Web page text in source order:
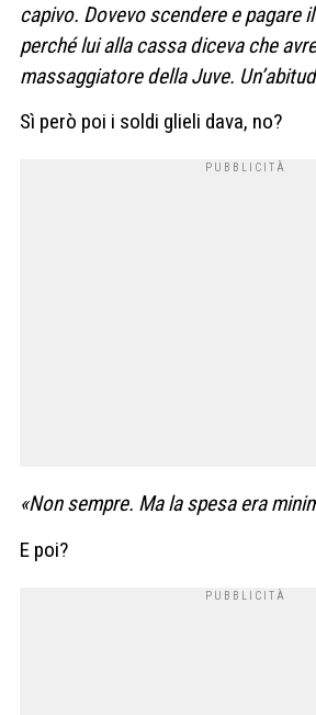
capivo. Dovevo scendere e pagare
perché lui alla cassa diceva che
massaggiatore della Juve.
Sì però poi i soldi glieli dava, no?
«Non sempre. Ma la spesa era
E poi?